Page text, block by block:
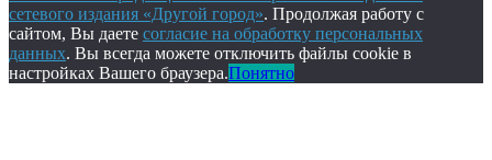
сетевого издания «Другой город». Продолжая работу с
сайтом, Вы даете согласие на обработку персональных
данных. Вы всегда можете отключить файлы cookie в
настройках Вашего браузера.Понятно